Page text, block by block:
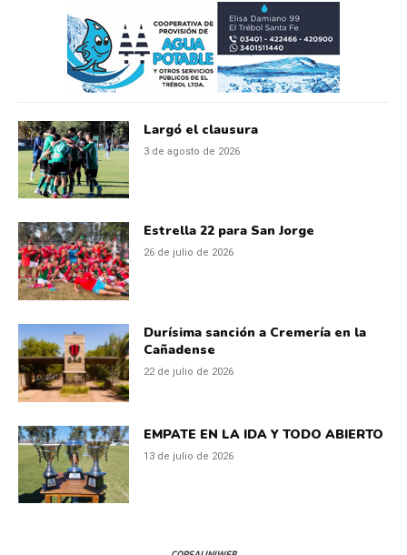
Largó el clausura
3 de agosto de 2026
Estrella 22 para San Jorge
26 de julio de 2026
Durísima sanción a Cremería en la
Cañadense
22 de julio de 2026
EMPATE EN LA IDA Y TODO ABIERTO
13 de julio de 2026